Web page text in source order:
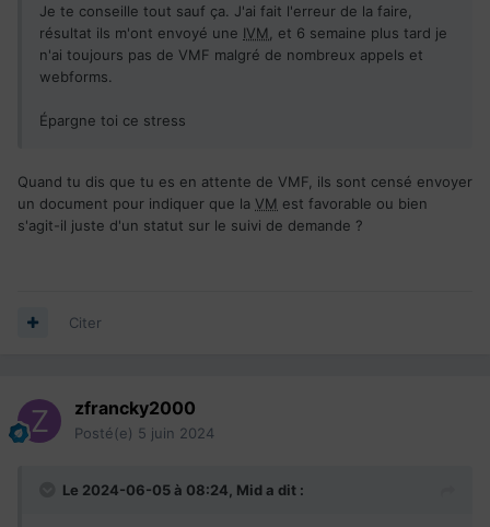
Je te conseille tout sauf ça. J'ai fait l'erreur de la faire,
résultat ils m'ont envoyé une IVM , et 6 semaine plus tard je
n'ai toujours pas de VMF malgré de nombreux appels et
webforms.
Épargne toi ce stress
Quand tu dis que tu es en attente de VMF, ils sont censé envoyer
un document pour indiquer que la VM est favorable ou bien
s'agit-il juste d'un statut sur le suivi de demande ?
Citer
zfrancky2000
Posté(e) 5 juin 2024
Le 2024-06-05 à 08:24, Mida dit :